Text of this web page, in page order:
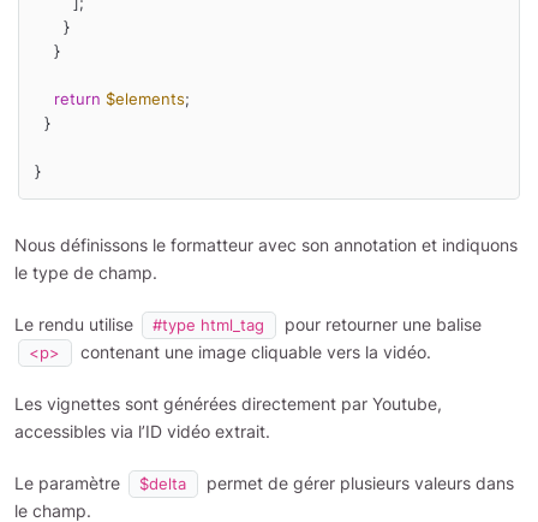
return $elements;
}
Nous définissons le formatteur avec son annotation et indiquons
le type de champ.
Le rendu utilise #type html_tag pour retourner une balise
<p> contenant une image cliquable vers la vidéo.
Les vignettes sont générées directement par Youtube,
accessibles via l’ID vidéo extrait.
Le paramètre $delta
permet de gérer plusieurs valeurs dans
le champ.